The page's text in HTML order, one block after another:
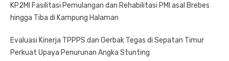
KP2MI Fasilitasi Pemulangan dan Rehabilitasi PMI asal Brebes
hingga Tiba di Kampung Halaman
Evaluasi Kinerja TPPPS dan Gerbak Tegas di Sepatan Timur
Perkuat Upaya Penurunan Angka Stunting